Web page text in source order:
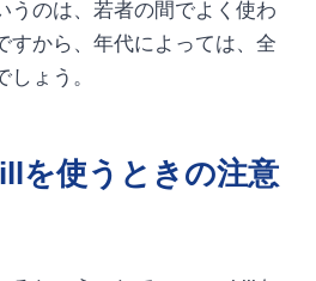
うのは、若者の間でよく使わ
すから、年代によっては、全
ょう。
を使うときの注意